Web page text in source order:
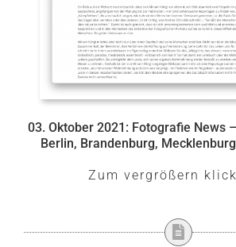
03. Oktober 2021: Fotografie News
Berlin, Brandenburg,
Zum vergrößern